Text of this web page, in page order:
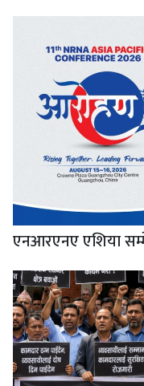
एनआरएनए एशिया